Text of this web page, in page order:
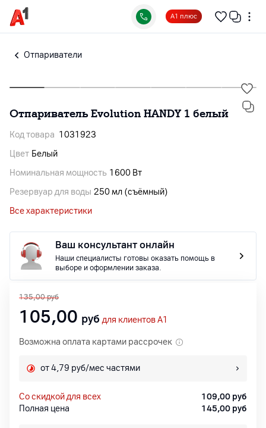
А1 плюс
Отпариватели
Отпариватель Evolution HANDY 1 белый
Код товара 1031923
Цвет Белый
Номинальная мощность 1600 Вт
Резервуар для воды 250 мл (съёмный)
Все характеристики
Ваш консультант онлайн
Наши специалисты готовы оказать помощь в
выборе и оформлении заказа.
135,00 руб
105,00 руб для клиентов A1
Возможна оплата картами рассрочек
от 4,79 руб/мес частями
со скидкой для всех 109,00 руб
Полная цена
145,00 руб